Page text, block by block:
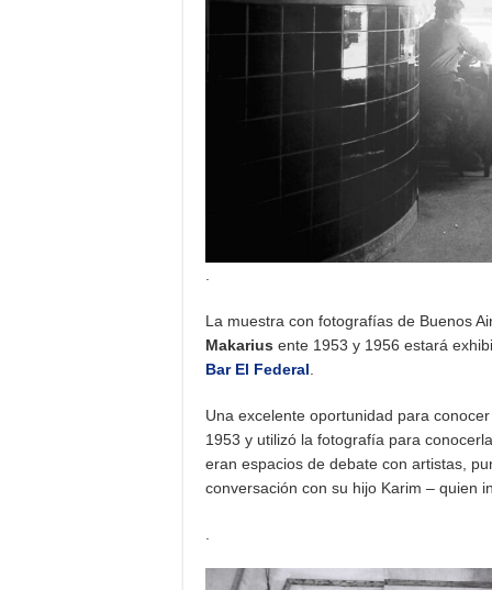
La muestra con fotografías de Buenos
Makarius ente 1953 y 1956 estará
Bar El Federal
Una excelente oportunidad para
1953 y utilizó la fotografía para
eran espacios de debate con artistas,
conversación con su hijo Karim – quien